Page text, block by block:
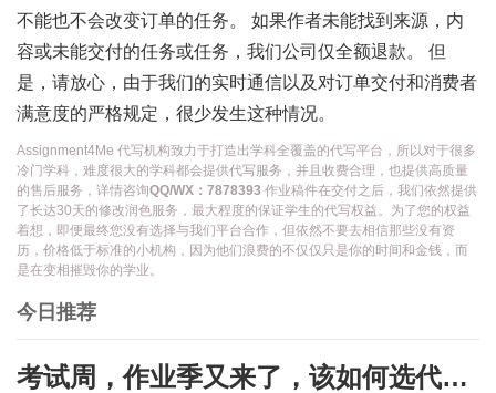
不能也不会改变订单的任务。 如果作者未能找到来源，内
容或未能交付的任务或任务，我们公司仅全额退款。 但
是，请放心，由于我们的实时通信以及对订单交付和消费者
满意度的严格规定，很少发生这种情况。
Assignment4Me 代写机构致力于打造出学科全覆盖的代写平台，所以对于很多
冷门学科，难度很大的学科都会提供代写服务，并且收费合理，也提供高质量
的售后服务，详情咨询QQ/WX：7878393 作业稿件在交付之后，我们依然提供
了长达30天的修改润色服务，最大程度的保证学生的代写权益。为了您的权益
着想，即便最终您没有选择与我们平台合作，但依然不要去相信那些没有资
历，价格低于标准的小机构，因为他们浪费的不仅仅只是你的时间和金钱，而
是在变相摧毁你的学业。
今日推荐
考试周，作业季又来了，该如何选代写？便宜的代写、代考会有哪些问题？